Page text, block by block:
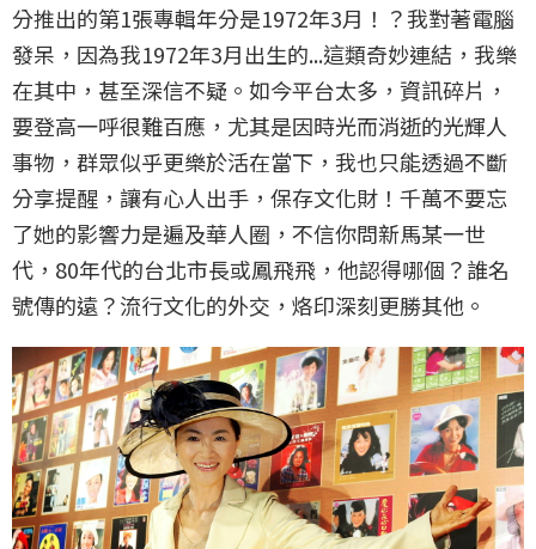
分推出的第1張專輯年分是1972年3月！？我對著電腦
發呆，因為我1972年3月出生的...這類奇妙連結，我樂
在其中，甚至深信不疑。如今平台太多，資訊碎片，
要登高一呼很難百應，尤其是因時光而消逝的光輝人
事物，群眾似乎更樂於活在當下，我也只能透過不斷
分享提醒，讓有心人出手，保存文化財！千萬不要忘
了她的影響力是遍及華人圈，不信你問新馬某一世
代，80年代的台北市長或鳳飛飛，他認得哪個？誰名
號傳的遠？流行文化的外交，烙印深刻更勝其他。